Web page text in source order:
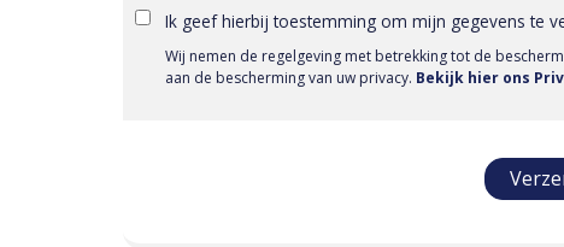
Ik geef hierbij toestemming om mijn gegevens te
Wij nemen de regelgeving met betrekking tot de
aan de bescherming van uw privacy. Bekijk hier ons